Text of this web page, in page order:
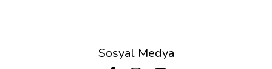
Sosyal Medya